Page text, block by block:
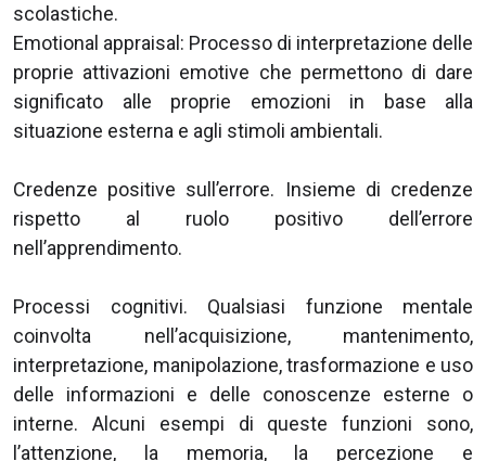
scolastiche.
Emotional appraisal: Processo di interpretazione delle
proprie attivazioni emotive che permettono di dare
significato alle proprie emozioni in base alla
situazione esterna e agli stimoli ambientali.
Credenze positive sull’errore. Insieme di credenze
rispetto al ruolo positivo dell’errore
nell’apprendimento.
Processi cognitivi. Qualsiasi funzione mentale
coinvolta nell’acquisizione, mantenimento,
interpretazione, manipolazione, trasformazione e uso
delle informazioni e delle conoscenze esterne o
interne. Alcuni esempi di queste funzioni sono,
l’attenzione, la memoria, la percezione e